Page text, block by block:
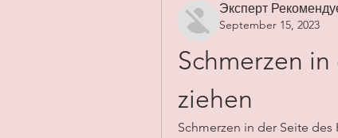
Эксперт
September 15, 2023
Schmerzen
ziehen
Schmerzen in der Seite